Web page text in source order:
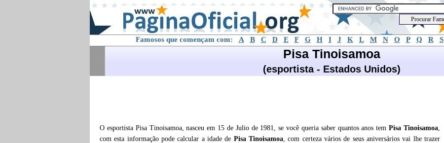
Famosos que començam com: A B C D E F G H I J K L M N O P Q R S
Pisa Tinoisamoa
(esportista - Estados Unidos)
O esportista Pisa Tinoisamoa, nasceu em 15 de Julio de 1981, se você queria saber quantos anos temPisa Tinoisamoa,
com esta informação pode calcular a idade de Pisa Tinoisamoa, com certeza vários de seus aniversários vai lhe trazer